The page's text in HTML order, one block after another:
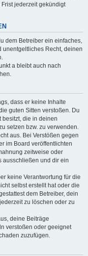
jederzeit gekündigt
dem Betreiber ein einfaches,
Recht, deinen
a bleibt auch nach
dass er keine Inhalte
guten Sitten verstoßen. Du
besitzt, die in deinen
setzen bzw. zu verwenden.
aus. Bei Verstößen gegen
im Board veröffentlichten
zeitweise oder
ausschließen und dir ein
keine Verantwortung für die
selbst erstellt hat oder die
dem Betreiber, dein
zu löschen oder zu
deine Beiträge
verstoßen oder geeignet
zuzufügen.